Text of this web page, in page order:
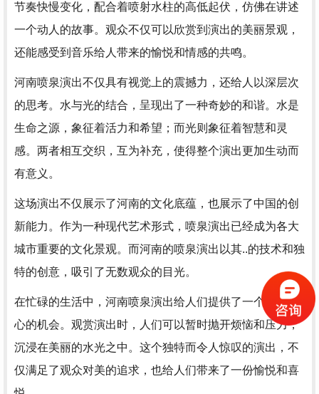
节奏快慢变化，配合着喷射水柱的高低起伏，仿佛在讲述
一个动人的故事。观众不仅可以欣赏到演出的美丽景观，
还能感受到音乐给人带来的愉悦和情感的共鸣。
河南喷泉演出不仅具有视觉上的震撼力，还给人以深层次
的思考。水与光的结合，呈现出了一种奇妙的和谐。水是
生命之源，象征着活力和希望；而光则象征着智慧和灵
感。两者相互交织，互为补充，使得整个演出更加生动而
有意义。
这场演出不仅展示了河南的文化底蕴，也展示了中国的创
新能力。作为一种现代艺术形式，喷泉演出已经成为各大
城市重要的文化景观。而河南的喷泉演出以其..的技术和独
特的创意，吸引了无数观众的目光。
在忙碌的生活中，河南喷泉演出给人们提供了一个放松身
心的机会。观赏演出时，人们可以暂时抛开烦恼和压力，
沉浸在美丽的水光之中。这个独特而令人惊叹的演出，不
仅满足了观众对美的追求，也给人们带来了一份愉悦和喜